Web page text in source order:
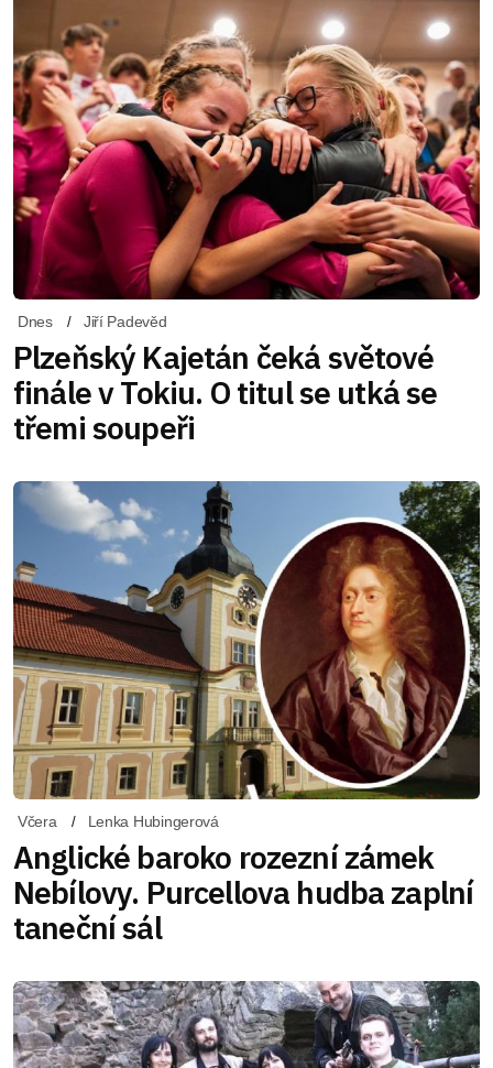
Dnes Jiří Padevěd
Plzeňský Kajetán čeká světové
finále v Tokiu. O titul se utká se
třemi soupeři
Včera Lenka Hubingerová
Anglické baroko rozezní zámek
Nebílovy. Purcellova hudba zaplní
taneční sál